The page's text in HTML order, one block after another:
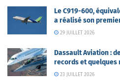
Le C919-600,
a réalisé son
29 JUILLET 2026
Dassault Aviation :
records et quelques
23 JUILLET 2026